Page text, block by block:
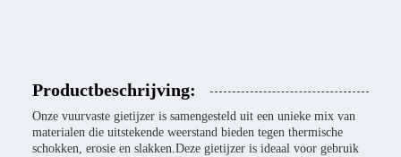
Productbeschrijving:
Onze vuurvaste gietijzer is samengesteld uit een unieke mix van
materialen die uitstekende weerstand bieden tegen thermische
schokken, erosie en slakken.Deze gietijzer is ideaal voor gebruik